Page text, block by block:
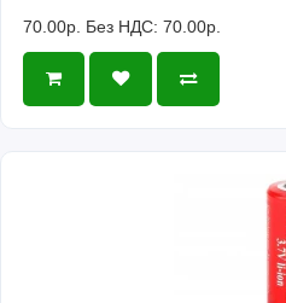
70.00р. Без НДС: 70.00р.